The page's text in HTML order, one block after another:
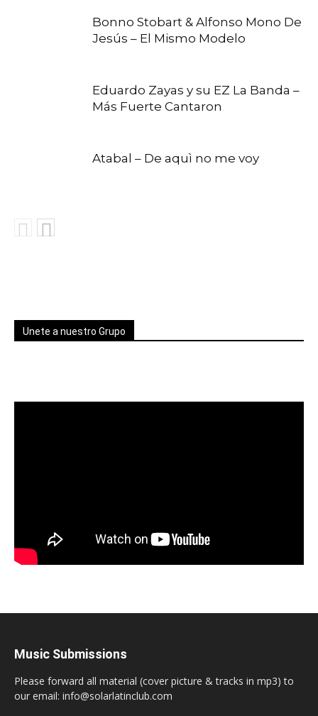
Bonno Stobart & Alfonso Mono De
Jesús – El Mismo Modelo
Eduardo Zayas y su EZ La Banda –
Más Fuerte Cantaron
Atabal – De aquì no me voy
Unete a nuestro Grupo
Music Submissions
Please forward all material (cover picture & tracks in mp3) to
our email: info@solarlatinclub.com